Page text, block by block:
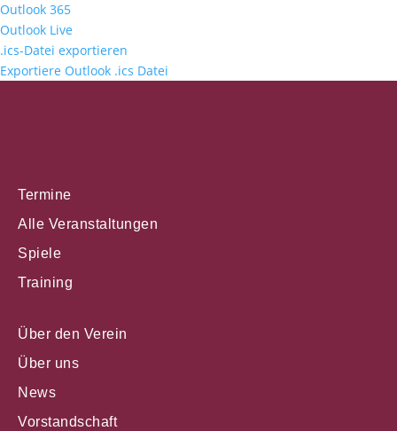
Outlook 365
Outlook Live
.ics-Datei exportieren
Exportiere Outlook .ics Datei
Termine
Alle Veranstaltungen
Spiele
Training
Über den Verein
Über uns
News
Vorstandschaft